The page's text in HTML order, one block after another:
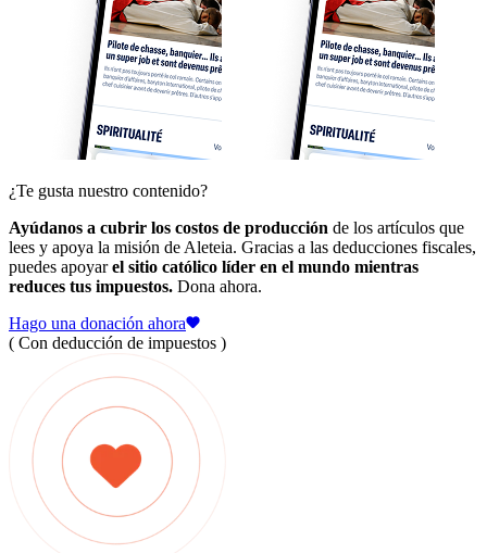
¿Te gusta nuestro contenido?
Ayúdanos a cubrir los costos de producción de los artículos que
lees y apoya la misión de Aleteia. Gracias a las deducciones fiscales,
puedes apoyarel sitio católico líder en el mundo mientras
reduces tus impuestos. Dona ahora.
Hago una donación ahora
( Con deducción de impuestos )